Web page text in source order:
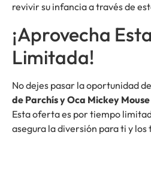
revivir su infancia a través de
¡Aprovecha
Limitada!
No dejes pasar la oportunidad
de Parchís y Oca Mickey Mouse
Esta oferta es por tiempo
asegura la diversión para ti y los